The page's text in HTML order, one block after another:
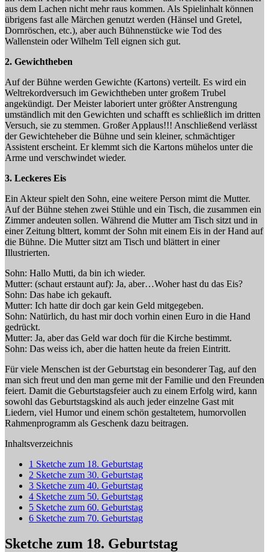
aus dem Lachen nicht mehr raus kommen. Als Spielinhalt können
übrigens fast alle Märchen genutzt werden (Hänsel und Gretel,
Dornröschen, etc.), aber auch Bühnenstücke wie Tod des
Wallenstein oder Wilhelm Tell eignen sich gut.
2. Gewichtheben
Auf der Bühne werden Gewichte (Kartons) verteilt. Es wird ein
Weltrekordversuch im Gewichtheben unter großem Trubel
angekündigt. Der Meister laboriert unter größter Anstrengung
umständlich mit den Gewichten und schafft es schließlich im dritten
Versuch, sie zu stemmen. Großer Applaus!!! Anschließend verlässt
der Gewichteheber die Bühne und sein kleiner, schmächtiger
Assistent erscheint. Er klemmt sich die Kartons mühelos unter die
Arme und verschwindet wieder.
3. Leckeres Eis
Ein Akteur spielt den Sohn, eine weitere Person mimt die Mutter.
Auf der Bühne stehen zwei Stühle und ein Tisch, die zusammen ein
Zimmer andeuten sollen. Während die Mutter am Tisch sitzt und in
einer Zeitung blttert, kommt der Sohn mit einem Eis in der Hand auf
die Bühne. Die Mutter sitzt am Tisch und blättert in einer
Illustrierten.
Sohn: Hallo Mutti, da bin ich wieder.
Mutter: (schaut erstaunt auf): Ja, aber…Woher hast du das Eis?
Sohn: Das habe ich gekauft.
Mutter: Ich hatte dir doch gar kein Geld mitgegeben.
Sohn: Natürlich, du hast mir doch vorhin einen Euro in die Hand
gedrückt.
Mutter: Ja, aber das Geld war doch für die Kirche bestimmt.
Sohn: Das weiss ich, aber die hatten heute da freien Eintritt.
Für viele Menschen ist der Geburtstag ein besonderer Tag, auf den
man sich freut und den man gerne mit der Familie und den Freunden
feiert. Damit die Geburtstagsfeier auch zu einem Erfolg wird, kann
sowohl das Geburtstagskind als auch jeder einzelne Gast mit
Liedern, viel Humor und einem schön gestaltetem, humorvollen
Rahmenprogramm als Geschenk dazu beitragen.
Inhaltsverzeichnis
1 Sketche zum 18. Geburtstag
2 Sketche zum 30. Geburtstag
3 Sketche zum 40. Geburtstag
4 Sketche zum 50. Geburtstag
5 Sketche zum 60. Geburtstag
6 Sketche zum 70. Geburtstag
Sketche zum 18. Geburtstag